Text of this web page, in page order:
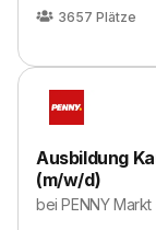
3657 Plätze
Ausbildung
(m/w/d)
beiPENNY Markt